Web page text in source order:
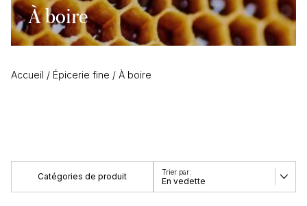
À boire
Accueil / Épicerie fine / À boire
Catégories de produit En vedette